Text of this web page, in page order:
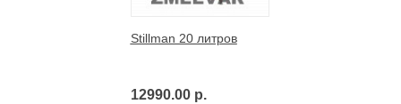
Stillman 20 литров
12990.00 р.